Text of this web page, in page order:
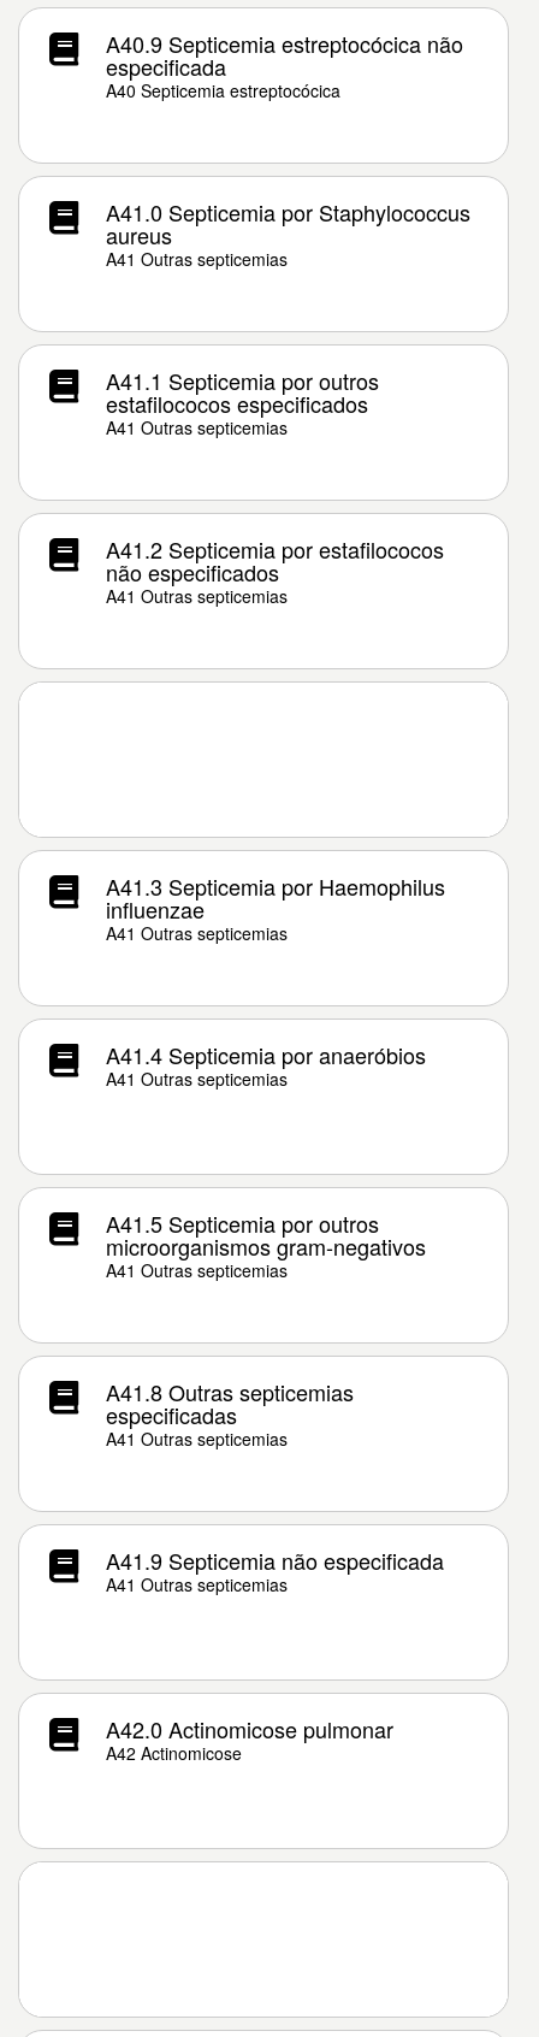
A40.9 Septicemia estreptocócica não
especificada
A40 Septicemia estreptocócica
A41.0 Septicemia por Staphylococcus
aureus
A41 Outras septicemias
A41.1 Septicemia por outros
estafilococos especificados
A41 Outras septicemias
A41.2 Septicemia por estafilococos
não especificados
A41 Outras septicemias
A41.3 Septicemia por Haemophilus
influenzae
A41 Outras septicemias
A41.4 Septicemia por anaeróbios
A41 Outras septicemias
A41.5 Septicemia por outros
microorganismos gram-negativos
A41 Outras septicemias
A41.8 Outras septicemias
especificadas
A41 Outras septicemias
A41.9 Septicemia não especificada
A41 Outras septicemias
A42.0 Actinomicose pulmonar
A42 Actinomicose